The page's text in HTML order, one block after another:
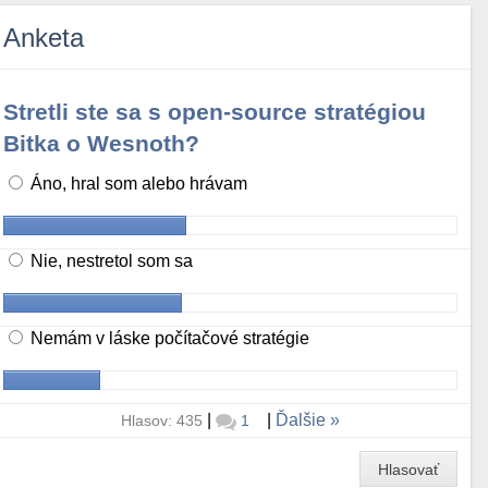
Anketa
Stretli ste sa s open-source stratégiou
Bitka o Wesnoth?
Áno, hral som alebo hrávam
Nie, nestretol som sa
Nemám v láske počítačové stratégie
Hlasov: 435 | 1 Ďalšie
Hlasovať